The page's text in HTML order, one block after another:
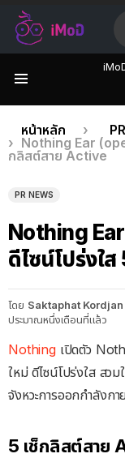
เรื่อง
ล่าสุด
คุณอยู่ที่นี่:
หน้าหลัก
Nothing Ear
กลิสต์สาย Active
PR NEWS
Nothing
ดีไซน์โปร่งใ
โดย Saktaphat Kordjan
ประมาณหนึ่งเดือนที่แล้ว
Nothingเปิดตัว
ใหม่ ดีไซน์โปร่งใส สว
จังหวะการออกกำลังกาย
5 เช็กลิสต์สาย